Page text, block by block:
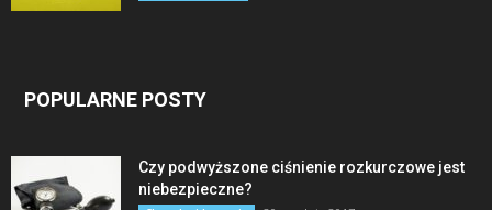
POPULARNE POSTY
Czy podwyższone ciśnienie rozkurczowe jest
niebezpieczne?